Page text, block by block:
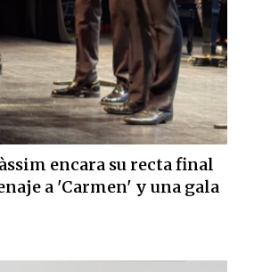
encara su recta final
a 'Carmen' y una gala